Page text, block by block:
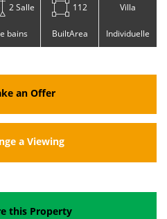
2 Salle
bains
112
BuiltArea
Villa
Individuelle
an Offer
a Viewing
this Property